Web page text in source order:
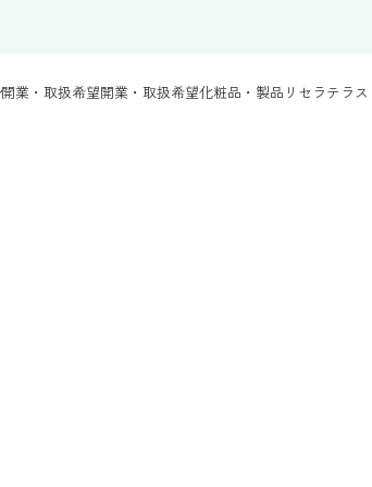
開業・取扱希望開業・取扱希望化粧品・製品 リセラテラス